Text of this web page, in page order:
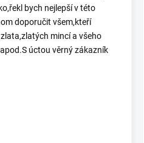
bych nejlepší v této
doporučit všem,kteří
mincí a všeho
úctou věrný zákazník